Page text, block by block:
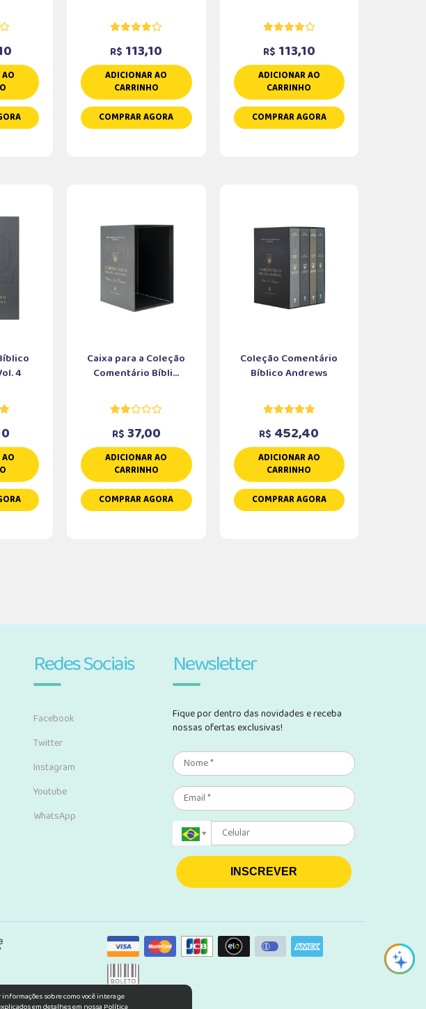
R$ 113,10
ADICIONAR AO
CARRINHO
COMPRAR AGORA
R$ 113,10
ADICIONAR AO
CARRINHO
COMPRAR AGORA
4
Caixa para a Coleção
Comentário Bíbli...
R$ 37,00
ADICIONAR AO
CARRINHO
COMPRAR AGORA
Coleção Comentário
Bíblico Andrews
R$ 452,40
ADICIONAR AO
CARRINHO
COMPRAR AGORA
Redes Sociais
Facebook
Twitter
Instagram
Youtube
WhatsApp
Newsletter
Fique por dentro das novidades e receba
nossas ofertas exclusivas!
INSCREVER
informações sobre como você interage